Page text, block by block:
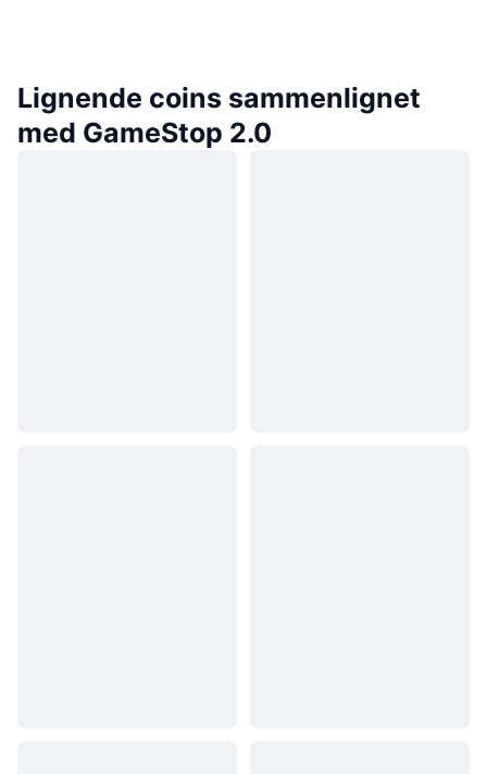
Lignende coins sammenlignet
med GameStop 2.0